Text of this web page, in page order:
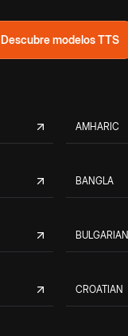
Descubre modelos TTS
AMHARIC
BANGLA
BULGARIAN
CROATIAN